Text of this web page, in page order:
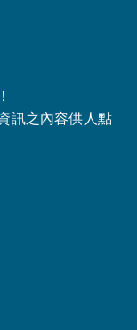
訊之內容供人點